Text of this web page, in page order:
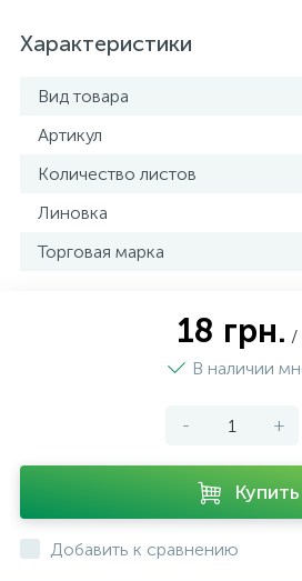
Характеристики
Вид товара
Артикул
Количество листов
Линовка
Торговая марка
18 грн. /
В наличии
- +
Купить
Добавить к сравнению